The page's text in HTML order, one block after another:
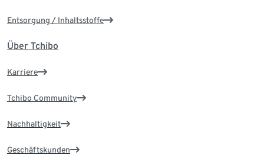
Entsorgung / Inhaltsstoffe
Über Tchibo
Karriere
Tchibo Community
Nachhaltigkeit
Geschäftskunden